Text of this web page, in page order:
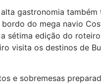
gastronomia também
do mega navio
sétima edição do
visita os destinos de
e sobremesas